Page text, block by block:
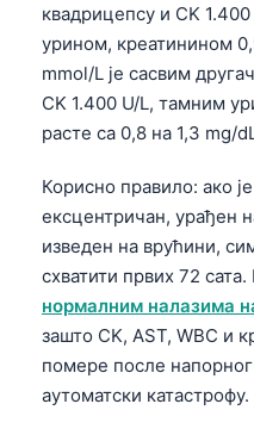
квадрицепсу и CK
урином, креатинином
mmol/L је сасвим
CK 1.400 U/L, тамним
расте са 0,8 на 1,3 mg/
Корисно правило: ако
ексцентричан, урађен
изведен на врућини,
схватити првих 72
нормалним налазима
зашто CK, AST, WBC и
помере после
аутоматски катастрофу.